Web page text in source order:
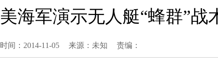
美海军演示无人艇“蜂群”战
时间：2014-11-05 来源：未知 责编：